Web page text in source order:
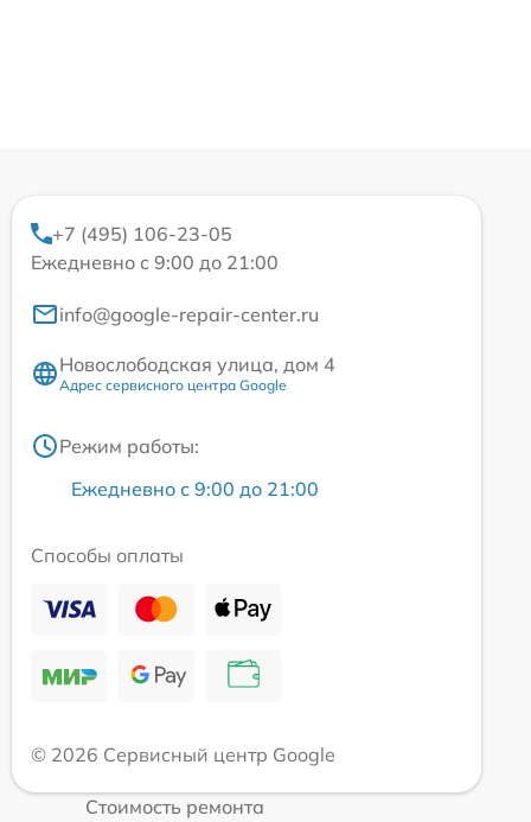
+7 (495) 106-23-05
Ежедневно с 9:00 до 21:00
info@google-repair-center.ru
Новослободская улица, дом 4
Адрес сервисного центра Google
Режим работы:
Ежедневно с 9:00 до 21:00
Способы оплаты
© 2026 Сервисный центр Google
Стоимость ремонта